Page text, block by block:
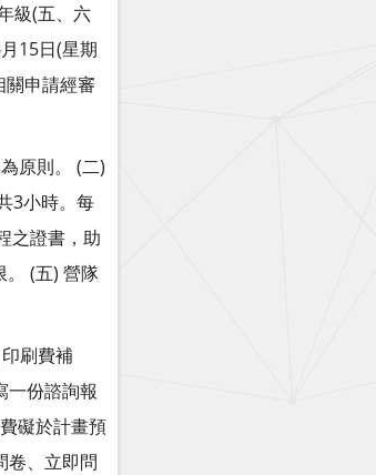
級(五、六
15日(星期
關申請經審
原則。 (二)
3小時。每
之證書，助
。 (五) 營隊
刷費補
一份諮詢報
礙於計畫預
卷、立即問